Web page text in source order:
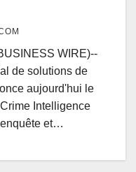
WIRE)--
de solutions de
aujourd'hui le
Intelligence
et…